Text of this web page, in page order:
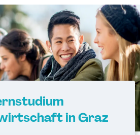
Management
(DE/EN)
Marketing
digitale Kommunikation
für Erzieher:innen
in Graz